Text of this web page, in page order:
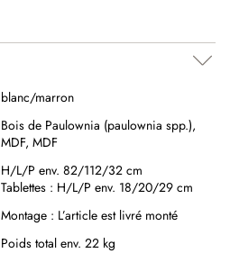
blanc/marron
Bois de Paulownia (paulownia spp.),
MDF, MDF
H/L/P env. 82/112/32 cm
Tablettes : H/L/P env. 18/20/29 cm
Montage : L’article est livré monté
Poids total env. 22 kg